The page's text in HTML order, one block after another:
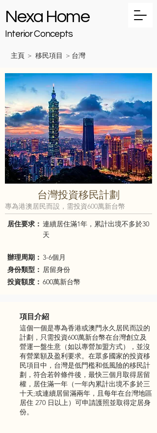
Nexa Home
Interior Concepts
主頁 > 移民項目 > 台灣
台灣投資移民計劃
專為港澳居民而設，需投資600萬新台幣
​居住要求： 連續居住滿1年，累計出境不多於30
天
辦理周期： 3-6個月
身份類型： 居留身份
投資額度： 600萬新台幣
項目介紹
這個一個是專為香港或澳門永久居民而設的
計劃，只需投資600萬新台幣在台灣創立及
營運一盤生意（如以專營加盟方式），並沒
有營業額及盈利要求。在眾多國家的投資移
民項目中，台灣是低門檻和低風險的移民計
劃，符合若幹條件後，最快三個月取得居留
權，居住滿一年（一年內累計出境不多於三
十天;或連續居留滿兩年，且每年在台灣地區
居住 270 日以上）可申請護照並取得定居身
份。